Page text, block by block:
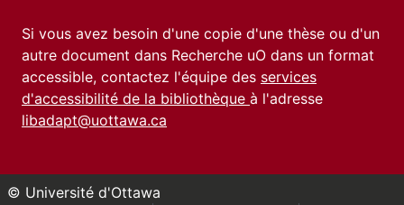
Si vous avez besoin d'une copie d'une thèse ou d'un
autre document dans Recherche uO dans un format
accessible, contactez l'équipe des services
d'accessibilité de la bibliothèque à l'adresse
libadapt@uottawa.ca
© Université d'Ottawa